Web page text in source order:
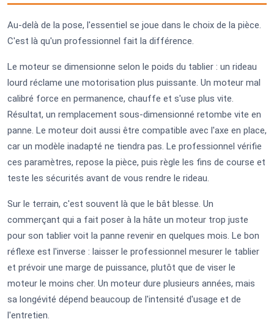
Au-delà de la pose, l'essentiel se joue dans le choix de la pièce.
C'est là qu'un professionnel fait la différence.
Le moteur se dimensionne selon le poids du tablier : un rideau
lourd réclame une motorisation plus puissante. Un moteur mal
calibré force en permanence, chauffe et s'use plus vite.
Résultat, un remplacement sous-dimensionné retombe vite en
panne. Le moteur doit aussi être compatible avec l'axe en place,
car un modèle inadapté ne tiendra pas. Le professionnel vérifie
ces paramètres, repose la pièce, puis règle les fins de course et
teste les sécurités avant de vous rendre le rideau.
Sur le terrain, c'est souvent là que le bât blesse. Un
commerçant qui a fait poser à la hâte un moteur trop juste
pour son tablier voit la panne revenir en quelques mois. Le bon
réflexe est l'inverse : laisser le professionnel mesurer le tablier
et prévoir une marge de puissance, plutôt que de viser le
moteur le moins cher. Un moteur dure plusieurs années, mais
sa longévité dépend beaucoup de l'intensité d'usage et de
l'entretien.